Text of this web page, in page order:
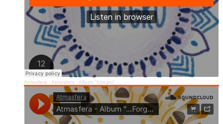
Atmasfera · Atmasfera - Album "Integro"